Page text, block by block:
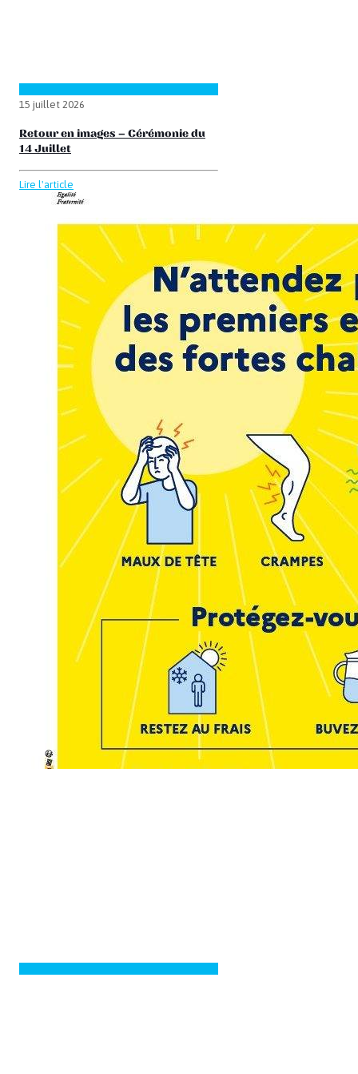
15 juillet 2026
Retour en images – Cérémonie du
14 Juillet
Lire l'article